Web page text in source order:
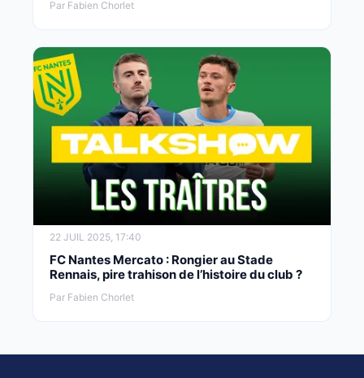
Par Fabien Chorlet
22 JUIL 2025, 17:40
FC Nantes Mercato : Rongier au Stade
Rennais, pire trahison de l’histoire du club ?
Par Fabien Chorlet